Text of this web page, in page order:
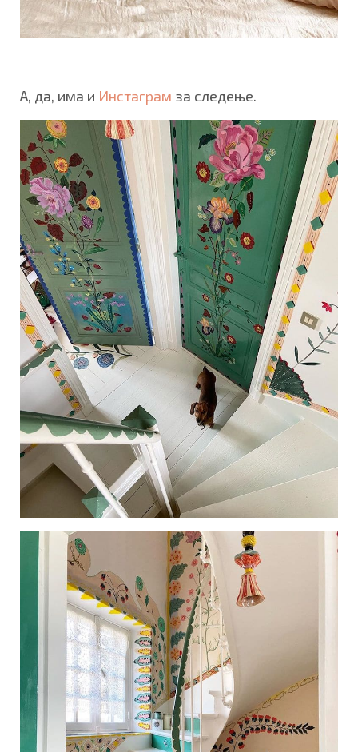
А, да, има и Инстаграм за следење.